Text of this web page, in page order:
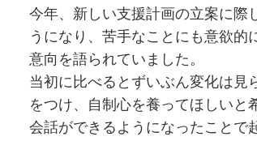
今年、新しい支援計画の立案に際
うになり、苦手なことにも意欲
意向を語られていました。
当初に比べるとずいぶん変化は見
をつけ、自制心を養ってほしいと
会話ができるようになったことで